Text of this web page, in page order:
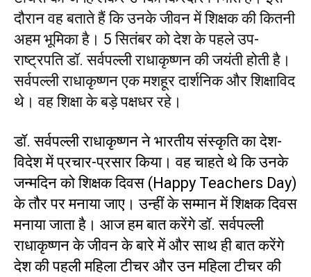
दौरान वह बताते हैं कि उनके जीवन में शिक्षक की कितनी
अहम भूमिका है। 5 सितंबर को देश के पहले उप-
राष्ट्रपति डॉ. सर्वपल्ली राधाकृष्णन की जयंती होती है।
सर्वपल्ली राधाकृष्णन एक मशहूर दार्शनिक और शिक्षाविद
थे। वह शिक्षा के बड़े पक्षधर रहे।
डॉ. सर्वपल्ली राधाकृष्णन ने भारतीय संस्कृति का देश-
विदेश में प्रचार-प्रसार किया। वह चाहते थे कि उनके
जन्मदिन को शिक्षक दिवस (Happy Teachers Day)
के तौर पर मनाया जाए। उन्हीं के सम्मान में शिक्षक दिवस
मनाया जाता है। आज हम बात करेंगे डॉ. सर्वपल्ली
राधाकृष्णन के जीवन के बारे में और साथ ही बात करेंगे
देश की पहली महिला टीचर और उन महिला टीचर की